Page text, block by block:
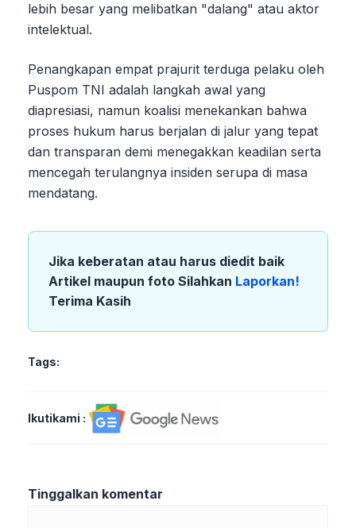
lebih besar yang melibatkan "dalang" atau aktor
intelektual.
Penangkapan empat prajurit terduga pelaku oleh
Puspom TNI adalah langkah awal yang
diapresiasi, namun koalisi menekankan bahwa
proses hukum harus berjalan di jalur yang tepat
dan transparan demi menegakkan keadilan serta
mencegah terulangnya insiden serupa di masa
mendatang.
Jika keberatan atau harus diedit baik
Artikel maupun foto Silahkan Laporkan!
Terima Kasih
Tags:
Ikutikami :
Tinggalkan komentar